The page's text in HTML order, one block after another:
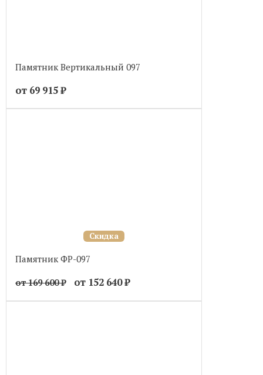
Памятник Вертикальный 097
от 69 915₽
Скидка
Памятник ФР-097
от 169 600₽ от 152 640₽